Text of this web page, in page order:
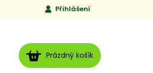
Jen to, čemu věříme
Přihlášení
NÁKUPNÍ
KOŠÍK
Prázdný košík